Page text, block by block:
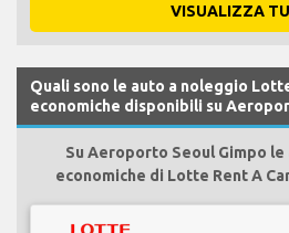
VISUALIZZA
Quali sono le auto a noleggio
economiche disponibili su
Su Aeroporto Seoul Gimpo
economiche di Lotte Rent A